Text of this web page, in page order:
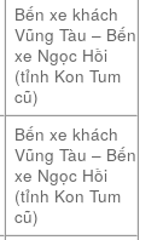
Bến xe khách
Vũng Tàu – Bến
xe Ngọc Hồi
(tỉnh Kon Tum
cũ)
Bến xe khách
Vũng Tàu – Bến
xe Ngọc Hồi
(tỉnh Kon Tum
cũ)